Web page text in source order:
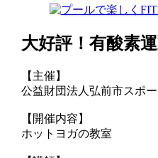
大好評！有酸素
【主催】
公益財団法人弘前市スポ
【開催内容】
ホットヨガの教室